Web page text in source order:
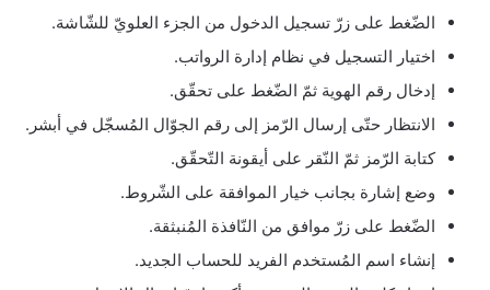
الضّغط على زرّ تسجيل الدخول من الجزء العلويّ للشّاشة.
اختيار التسجيل في نظام إدارة الرواتب.
إدخال رقم الهوية ثمّ الضّغط على تحقّق.
الانتظار حتّى إرسال الرّمز إلى رقم الجوّال المُسجّل في أبشر.
كتابة الرّمز ثمّ النّقر على أيقونة التّحقّق.
وضع إشارة بجانب خيار الموافقة على الشّروط.
الضّغط على زرّ موافق من النّافذة المُنبثقة.
إنشاء اسم المُستخدم الفريد للحساب الجديد.